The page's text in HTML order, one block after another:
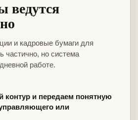
ведутся
и кадровые бумаги для
частично, но система
работе.
контур и передаем понятную
или